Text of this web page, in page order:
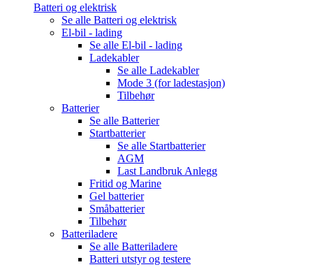
Batteri og elektrisk
Se alle Batteri og elektrisk
El-bil - lading
Se alle El-bil - lading
Ladekabler
Se alle Ladekabler
Mode 3 (for ladestasjon)
Tilbehør
Batterier
Se alle Batterier
Startbatterier
Se alle Startbatterier
AGM
Last Landbruk Anlegg
Fritid og Marine
Gel batterier
Småbatterier
Tilbehør
Batteriladere
Se alle Batteriladere
Batteri utstyr og testere